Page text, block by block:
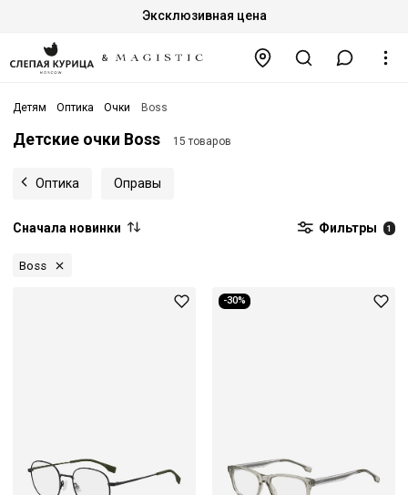
Эксклюзивная цена
Детям Оптика Очки Boss
Детские очки Boss 15 товаров
Оптика Оправы
Сначала новинки Фильтры 1
Boss
-30%